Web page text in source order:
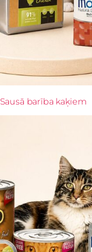
Sausā barība kaķiem